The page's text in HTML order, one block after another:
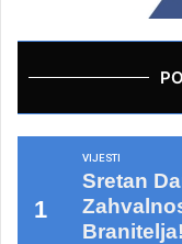
VIJESTI
Sretan
Branitelja!